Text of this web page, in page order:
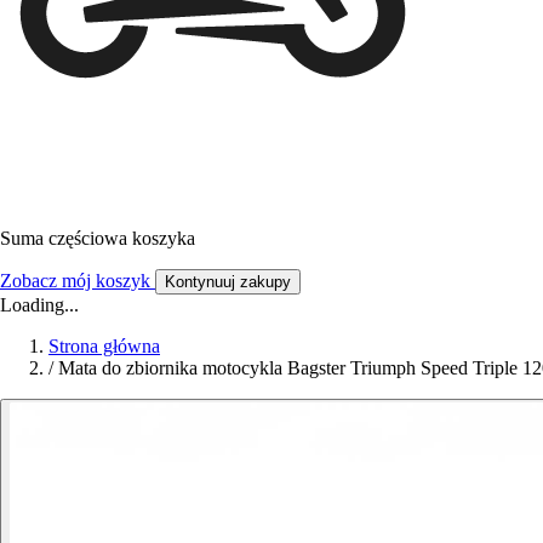
Suma częściowa koszyka
Zobacz mój koszyk Kontynuuj zakupy
Loading...
Strona główna
/ Mata do zbiornika motocykla Bagster Triumph Speed Triple